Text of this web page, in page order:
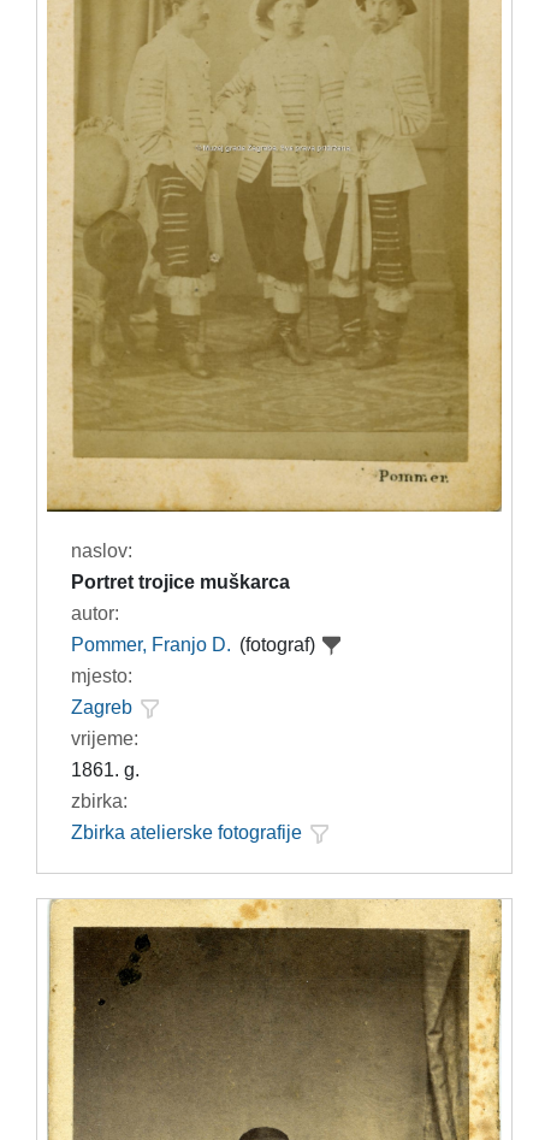
naslov:
Portret trojice muškarca
autor:
Pommer, Franjo D. (fotograf)
mjesto:
Zagreb
vrijeme:
1861. g.
zbirka:
Zbirka atelierske fotografije